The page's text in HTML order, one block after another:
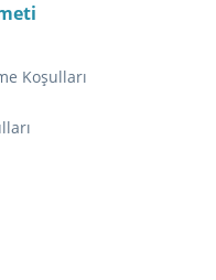
Koşulları